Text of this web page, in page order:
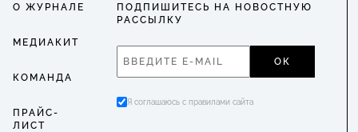
О ЖУРНАЛЕ
МЕДИАКИТ
КОМАНДА
ПРАЙС-
ЛИСТ
ПОДПИШИТЕСЬ НА НОВОСТНУЮ
РАССЫЛКУ
ОК
Я соглашаюсь с правилами сайта